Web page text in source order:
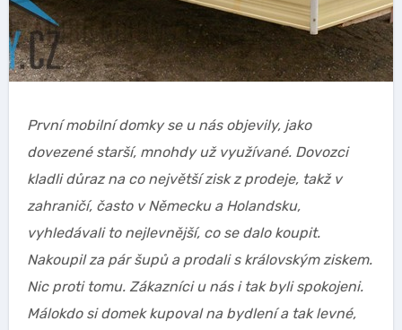
První mobilní domky se u nás objevily, jako
dovezené starší, mnohdy už využívané. Dovozci
kladli důraz na co největší zisk z prodeje, takž v
zahraničí, často v Německu a Holandsku,
vyhledávali to nejlevnější, co se dalo koupit.
Nakoupil za pár šupů a prodali s královským ziskem.
Nic proti tomu. Zákazníci u nás i tak byli spokojeni.
Málokdo si domek kupoval na bydlení a tak levné,